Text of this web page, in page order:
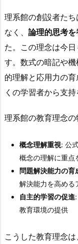
理系館の創設者た
なく、 論理的思考
た。この理念は今
す。数式の暗記や
的理解と応用力の
くの学習者から支持
理系館の教育理念
概念理解重視: 公
概念の理解に重点
問題解決能力の育
解決能力を高める
自主的学習の促進
教育環境の提供
こうした教育理念